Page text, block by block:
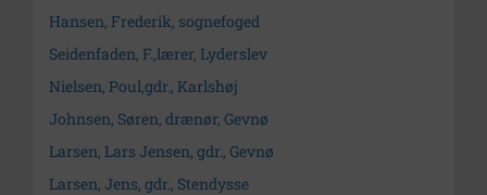
Hansen, Frederik, sognefoged
Seidenfaden, F.,lærer, Lyderslev
Nielsen, Poul,gdr., Karlshøj
Johnsen, Søren, drænør, Gevnø
Larsen, Lars Jensen, gdr., Gevnø
Larsen, Jens, gdr., Stendysse